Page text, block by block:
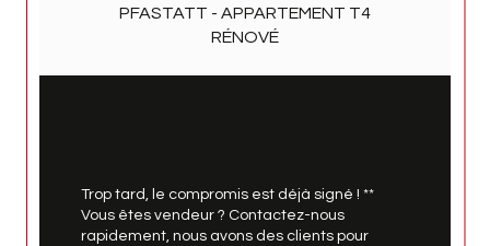
PFASTATT - APPARTEMENT T4
RÉNOVÉ
Trop tard, le compromis est déjà signé ! **
Vous êtes vendeur ? Contactez-nous
rapidement, nous avons des clients pour